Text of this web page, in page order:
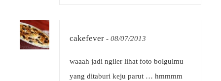
cakefever - 08/07/2013
waaah jadi ngiler lihat foto bolgulmu
yang ditaburi keju parut … hmmmm